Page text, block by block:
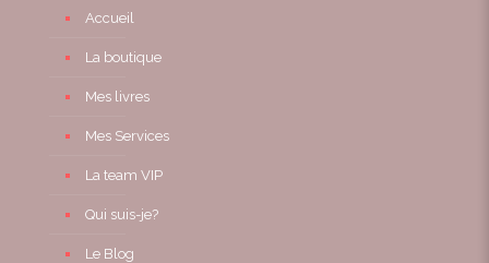
Accueil
La boutique
Mes livres
Mes Services
La team VIP
Qui suis-je?
Le Blog